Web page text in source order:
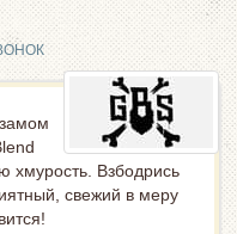
хмурость. Взбодрись
свежий в меру